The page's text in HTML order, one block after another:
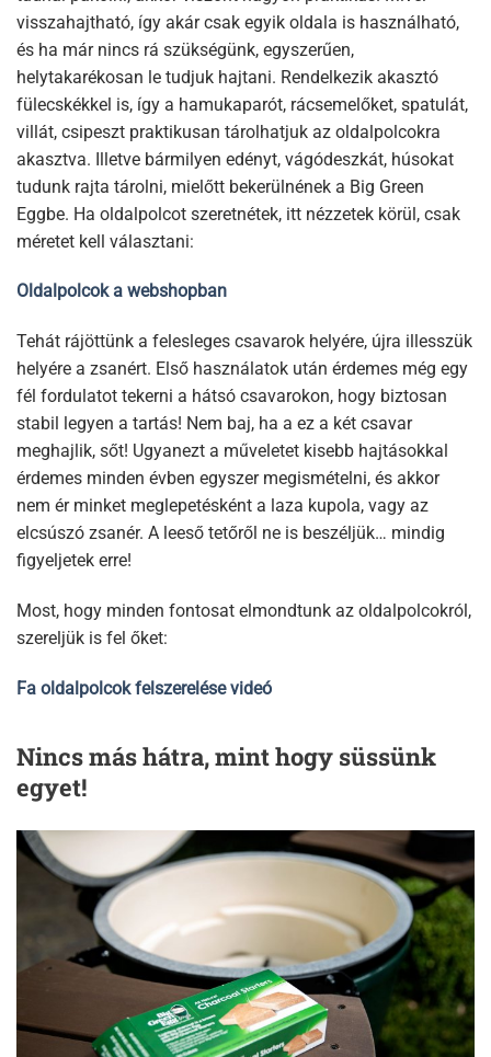
visszahajtható, így akár csak egyik oldala is használható,
és ha már nincs rá szükségünk, egyszerűen,
helytakarékosan le tudjuk hajtani. Rendelkezik akasztó
fülecskékkel is, így a hamukaparót, rácsemelőket, spatulát,
villát, csipeszt praktikusan tárolhatjuk az oldalpolcokra
akasztva. Illetve bármilyen edényt, vágódeszkát, húsokat
tudunk rajta tárolni, mielőtt bekerülnének a Big Green
Eggbe. Ha oldalpolcot szeretnétek, itt nézzetek körül, csak
méretet kell választani:
Oldalpolcok a webshopban
Tehát rájöttünk a felesleges csavarok helyére, újra illesszük
helyére a zsanért. Első használatok után érdemes még egy
fél fordulatot tekerni a hátsó csavarokon, hogy biztosan
stabil legyen a tartás! Nem baj, ha a ez a két csavar
meghajlik, sőt! Ugyanezt a műveletet kisebb hajtásokkal
érdemes minden évben egyszer megismételni, és akkor
nem ér minket meglepetésként a laza kupola, vagy az
elcsúszó zsanér. A leeső tetőről ne is beszéljük… mindig
figyeljetek erre!
Most, hogy minden fontosat elmondtunk az oldalpolcokról,
szereljük is fel őket:
Fa oldalpolcok felszerelése videó
Nincs más hátra, mint hogy süssünk
egyet!